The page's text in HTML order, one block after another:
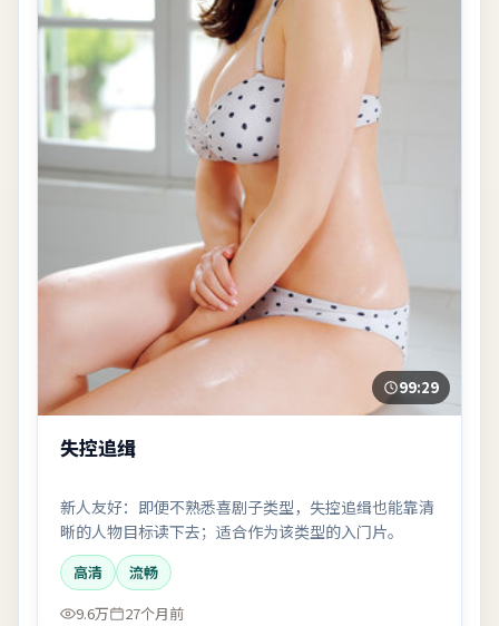
99:29
失控追缉
新人友好：即便不熟悉喜剧子类型，失控追缉也能靠清
晰的人物目标读下去；适合作为该类型的入门片。
高清
流畅
9.6万
27个月前